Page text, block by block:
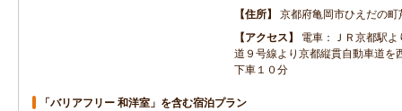
住所
京都府亀岡市ひえだの
アクセス
電車：ＪＲ京都駅
道９号線より京都縦貫自動車道を
下車１０分
「バリアフリー 和洋室」を含む宿泊プラン